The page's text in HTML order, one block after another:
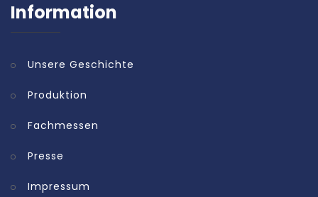
Information
Unsere Geschichte
Produktion
Fachmessen
Presse
Impressum